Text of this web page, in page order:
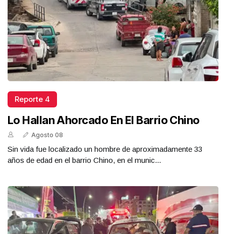
Reporte 4
Lo Hallan Ahorcado En El Barrio Chino
Agosto 08
Sin vida fue localizado un hombre de aproximadamente 33
años de edad en el barrio Chino, en el munic...